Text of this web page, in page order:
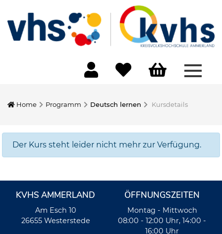
Home Programm Deutsch lernen Kursdetails
Der Kurs steht leider nicht mehr zur Verfügung.
KVHS AMMERLAND
Am Esch 10
26655 Westerstede
ÖFFNUNGSZEITEN
Montag - Mittwoch
08:00 - 12:00 Uhr, 14:00 -
16:00 Uhr